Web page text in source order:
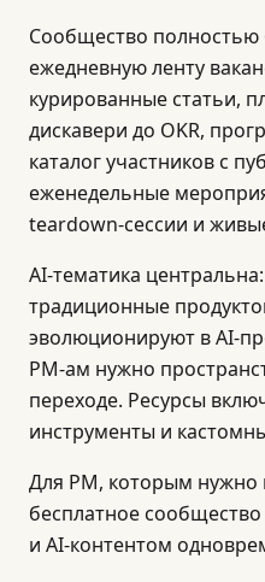
Сообщество полностью
ежедневную ленту
курированные статьи,
дискавери до OKR,
каталог участников с
еженедельные
teardown-сессии и
AI-тематика
традиционные
эволюционируют в AI-
PM-ам нужно
переходе. Ресурсы
инструменты и
Для PM, которым
бесплатное
и AI-контентом